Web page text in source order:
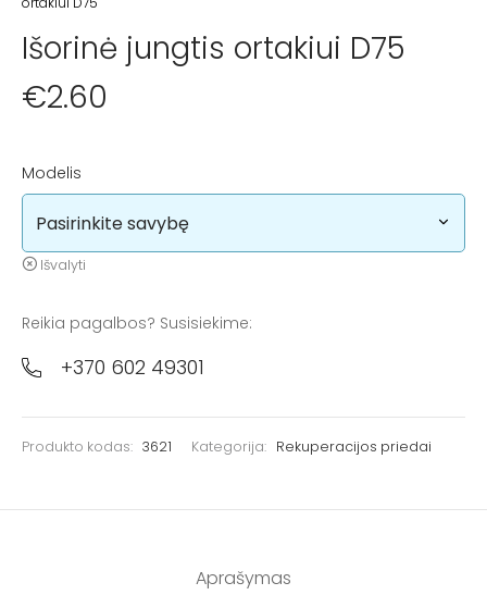
Išorinė jungtis ortakiui D75
€2.60
Modelis
Išvalyti
Reikia pagalbos? Susisiekime:
+370 602 49301
Produkto kodas: 3621 Kategorija: Rekuperacijos priedai
Aprašymas